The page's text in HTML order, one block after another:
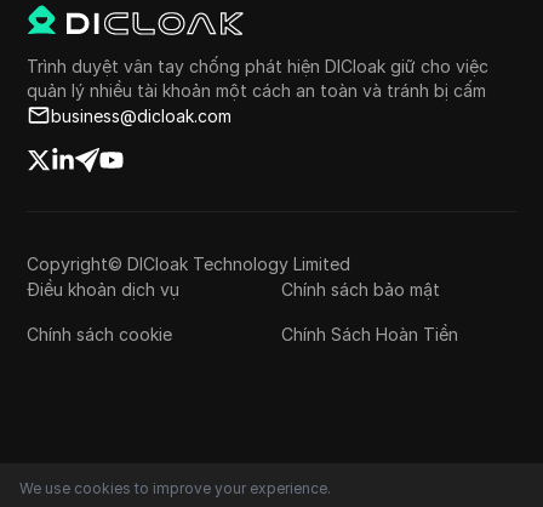
Trình duyệt vân tay chống phát hiện DICloak giữ cho việc
quản lý nhiều tài khoản một cách an toàn và tránh bị cấm
business@dicloak.com
Copyright© DICloak Technology Limited
Điều khoản dịch vụ
Chính sách bảo mật
Chính sách cookie Chính Sách Hoàn Tiền
We use cookies to improve your experience.